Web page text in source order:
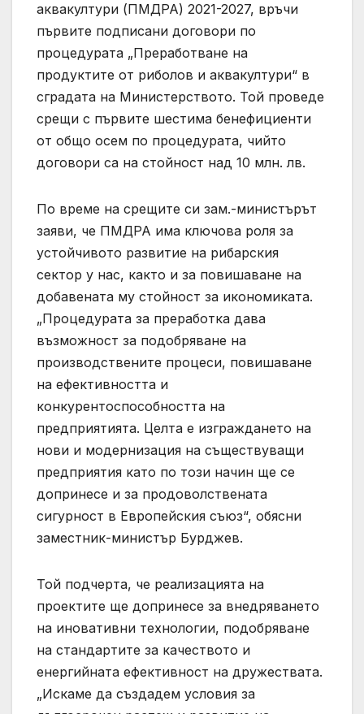
аквакултури (ПМДРА) 2021-2027, връчи
първите подписани договори по
процедурата „Преработване на
продуктите от риболов и аквакултури“ в
сградата на Министерството. Той проведе
срещи с първите шестима бенефициенти
от общо осем по процедурата, чийто
договори са на стойност над 10 млн. лв.
По време на срещите си зам.-министърът
заяви, че ПМДРА има ключова роля за
устойчивото развитие на рибарския
сектор у нас, както и за повишаване на
добавената му стойност за икономиката.
„Процедурата за преработка дава
възможност за подобряване на
производствените процеси, повишаване
на ефективността и
конкурентоспособността на
предприятията. Целта е изграждането на
нови и модернизация на съществуващи
предприятия като по този начин ще се
допринесе и за продоволствената
сигурност в Европейския съюз“, обясни
заместник-министър Бурджев.
Той подчерта, че реализацията на
проектите ще допринесе за внедряването
на иновативни технологии, подобряване
на стандартите за качеството и
енергийната ефективност на дружествата.
„Искаме да създадем условия за